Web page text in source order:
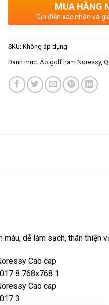
MUA HÀNG
Gọi điện xác nhận và
SKU: Không áp dụng
Danh mục: Áo golf nam Noressy,
dễ làm sạch, thân thiện